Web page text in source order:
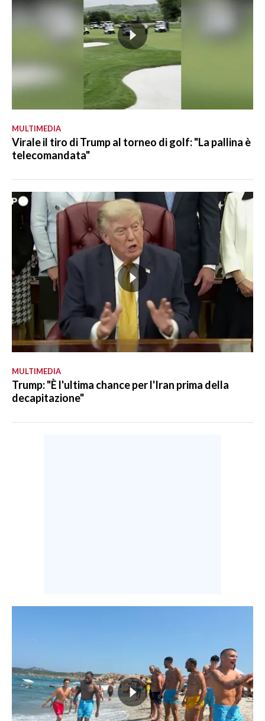
MULTIMEDIA
Virale il tiro di Trump al torneo di golf: "La pallina è
telecomandata"
MULTIMEDIA
Trump: "È l'ultima chance per l'Iran prima della
decapitazione"